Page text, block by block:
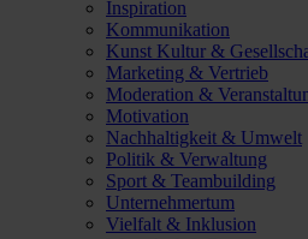
Inspiration
Kommunikation
Kunst Kultur &
Marketing & Vertrieb
Moderation &
Motivation
Nachhaltigkeit & Umwelt
Politik & Verwaltung
Sport & Teambuilding
Unternehmertum
Vielfalt & Inklusion